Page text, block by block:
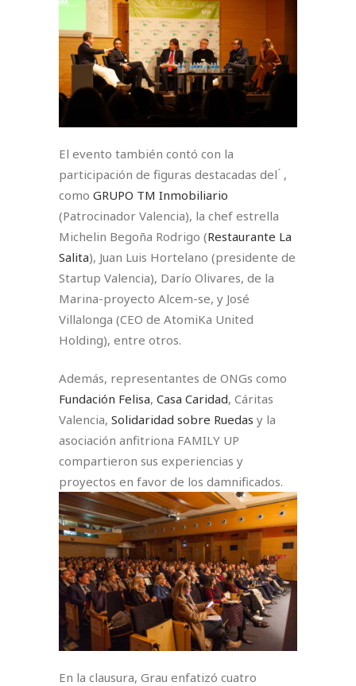
El evento también contó con la
participación de figuras destacadas del ́ ,
como GRUPO TM Inmobiliario
(Patrocinador Valencia), la chef estrella
Michelin Begoña Rodrigo (Restaurante La
Salita), Juan Luis Hortelano (presidente de
Startup Valencia), Darío Olivares, de la
Marina-proyecto Alcem-se, y José
Villalonga (CEO de AtomiKa United
Holding), entre otros.
Además, representantes de ONGs como
Fundación Felisa, Casa Caridad, Cáritas
Valencia, Solidaridad sobre Ruedas y la
asociación anfitriona FAMILY UP
compartieron sus experiencias y
proyectos en favor de los damnificados.⁣
En la clausura, Grau enfatizó cuatro